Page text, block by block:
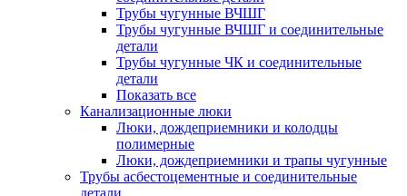
Трубы чугунные ВЧШГ
Трубы чугунные ВЧШГ и соединительные
детали
Трубы чугунные ЧК и соединительные
детали
Показать все
Канализационные люки
Люки, дождеприемники и колодцы
полимерные
Люки, дождеприемники и трапы чугунные
Трубы асбестоцементные и соединительные
детали